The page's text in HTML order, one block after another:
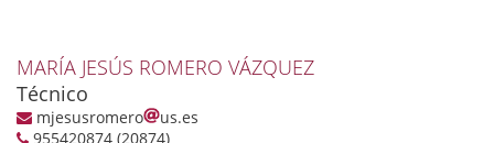
MARÍA JESÚS ROMERO VÁZQUEZ
Técnico
mjesusromero
us.es
955420874 (20874)